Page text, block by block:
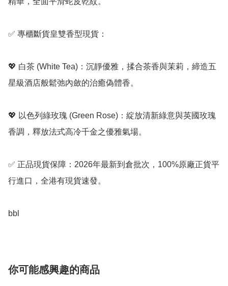
✅ 專櫃斷貨皇雙香型現貨：
💖 白茶 (White Tea)：沉靜優雅，揉合茶香與茉莉，締造五
星級酒店般鬆弛內斂的治癒偽體香。
💖 以色列綠玫瑰 (Green Rose)：綻放清新綠意與英國玫瑰
香調，釋放法式高冷千金之優雅氣場。
✅ 正品現貨保障：2026年最新到倉批次，100%原廠正貨平
行進口，全港有現貨速發。
bbl
你可能感興趣的商品